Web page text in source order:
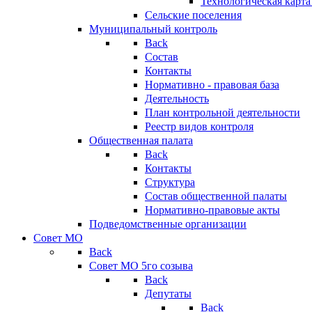
Сельские поселения
Муниципальный контроль
Back
Состав
Контакты
Нормативно - правовая база
Деятельность
План контрольной деятельности
Реестр видов контроля
Общественная палата
Back
Контакты
Структура
Состав общественной палаты
Нормативно-правовые акты
Подведомственные организации
Совет МО
Back
Совет МО 5го созыва
Back
Депутаты
Back